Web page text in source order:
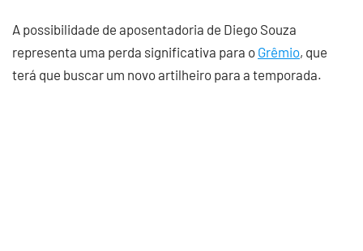
A possibilidade de aposentadoria de Diego Souza
representa uma perda significativa para o Grêmio, que
terá que buscar um novo artilheiro para a temporada.